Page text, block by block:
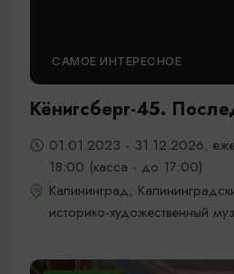
САМОЕ ИНТЕРЕСНОЕ
Кёнигсберг-45.
01.01.2023 - 31.12.2026,
18:00 (касса - до 17:00)
Калининград,
историко-художественный